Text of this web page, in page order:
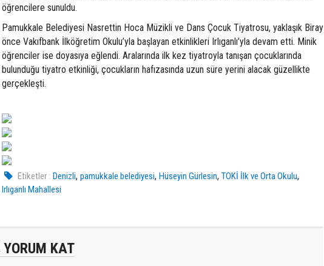
öğrencilere sunuldu.
Pamukkale Belediyesi Nasrettin Hoca Müzikli ve Dans Çocuk Tiyatrosu, yaklaşık Biray
önce Vakıfbank İlköğretim Okulu’yla başlayan etkinlikleri Irlıganlı’yla devam etti. Minik
öğrenciler ise doyasıya eğlendi. Aralarında ilk kez tiyatroyla tanışan çocuklarında
bulunduğu tiyatro etkinliği, çocukların hafızasında uzun süre yerini alacak güzellikte
gerçekleşti.
Etiketler : Denizli,pamukkale belediyesi,Hüseyin Gürlesin,TOKİ İlk ve Orta Okulu,
Irlıganlı Mahallesi
YORUM KAT